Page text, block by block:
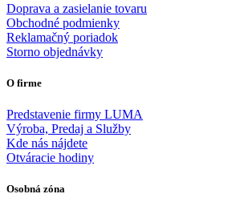
Doprava a zasielanie tovaru
Obchodné podmienky
Reklamačný poriadok
Storno objednávky
O firme
Predstavenie firmy LUMA
Výroba, Predaj a Služby
Kde nás nájdete
Otváracie hodiny
Osobná zóna